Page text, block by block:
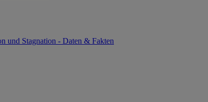
und Stagnation - Daten & Fakten